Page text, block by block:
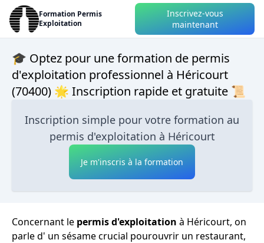
Formation Permis
Exploitation
Inscrivez-vous
maintenant
🎓 Optez pour une formation de permis
d'exploitation professionnel à Héricourt
(70400) 🌟 Inscription rapide et gratuite 📜
Inscription simple pour votre formation au
permis d'exploitation à Héricourt
Je m'inscris à la formation
Concernant le permis d'exploitation à Héricourt, on
parle d' un sésame crucial pourouvrir un restaurant,